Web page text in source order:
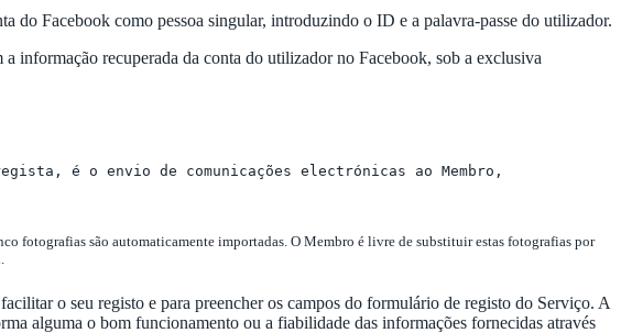
do Facebook como pessoa singular, introduzindo o ID e a palavra-passe do utilizador.
informação recuperada da conta do utilizador no Facebook, sob a exclusiva
é o envio de comunicações electrónicas ao Membro,
fotografias são automaticamente importadas. O Membro é livre de substituir estas fotografias por
o seu registo e para preencher os campos do formulário de registo do Serviço. A
alguma o bom funcionamento ou a fiabilidade das informações fornecidas através